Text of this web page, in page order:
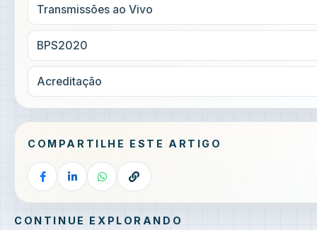
Transmissões ao Vivo
BPS2020
Acreditação
COMPARTILHE ESTE ARTIGO
CONTINUE EXPLORANDO